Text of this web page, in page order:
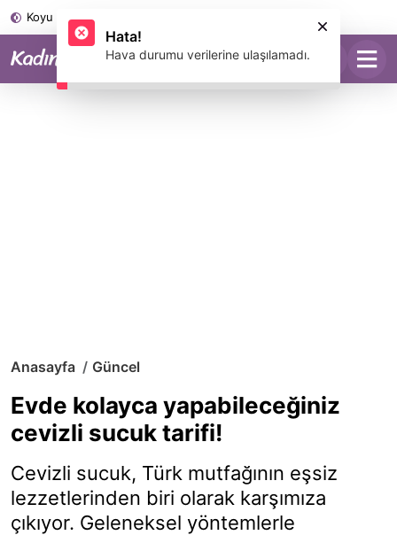
Koyu Mod
Anasayfa Güncel
Evde kolayca yapabileceğiniz
cevizli sucuk tarifi!
Cevizli sucuk, Türk mutfağının eşsiz
lezzetlerinden biri olarak karşımıza
çıkıyor. Geleneksel yöntemlerle